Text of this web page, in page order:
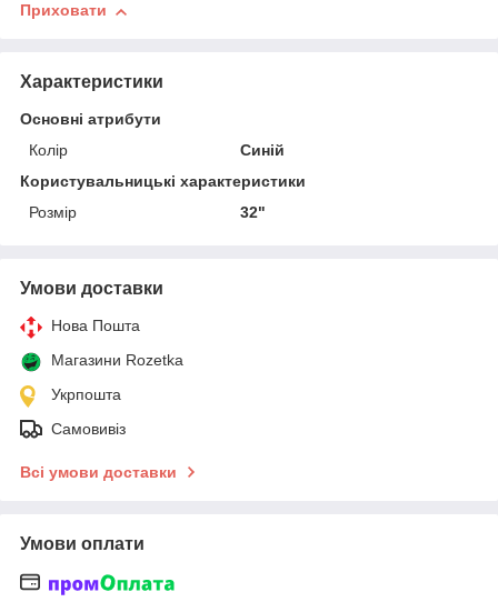
Приховати
Характеристики
Основні атрибути
Колір
Синій
Користувальницькі характеристики
Розмір
32"
Умови доставки
Нова Пошта
Магазини Rozetka
Укрпошта
Самовивіз
Всі умови доставки
Умови оплати